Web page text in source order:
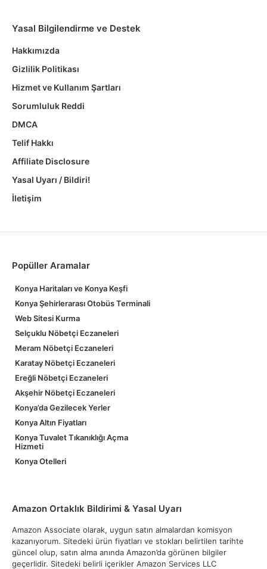
Yasal Bilgilendirme ve Destek
Hakkımızda
Gizlilik Politikası
Hizmet ve Kullanım Şartları
Sorumluluk Reddi
DMCA
Telif Hakkı
Affiliate Disclosure
Yasal Uyarı / Bildiri!
İletişim
Popüller Aramalar
Konya Haritaları ve Konya Keşfi
Konya Şehirlerarası Otobüs Terminali
Web Sitesi Kurma
Selçuklu Nöbetçi Eczaneleri
Meram Nöbetçi Eczaneleri
Karatay Nöbetçi Eczaneleri
Ereğli Nöbetçi Eczaneleri
Akşehir Nöbetçi Eczaneleri
Konya’da Gezilecek Yerler
Konya Altın Fiyatları
Konya Tuvalet Tıkanıklığı Açma
Hizmeti
Konya Otelleri
Amazon Ortaklık Bildirimi & Yasal Uyarı
Amazon Associate olarak, uygun satın almalardan komisyon
kazanıyorum. Sitedeki ürün fiyatları ve stokları belirtilen tarihte
güncel olup, satın alma anında Amazon’da görünen bilgiler
geçerlidir. Sitedeki belirli içerikler Amazon Services LLC